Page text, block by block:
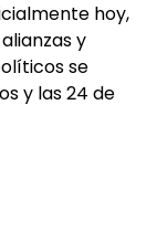
hoy,
y
se
y las 24 de